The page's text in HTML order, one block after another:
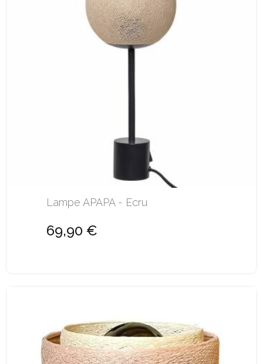
Lampe APAPA - Ecru
69,90 €